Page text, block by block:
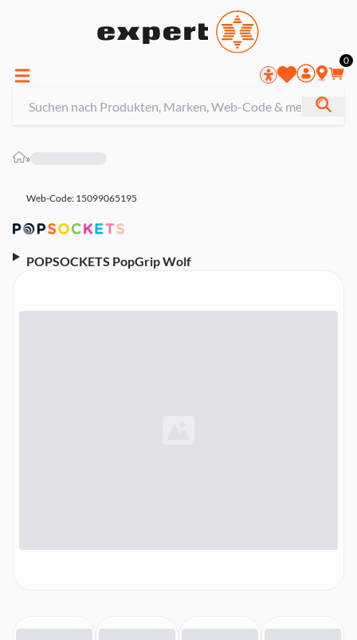
0
»
Web-Code: 15099065195
POPSOCKETS PopGrip Wolf